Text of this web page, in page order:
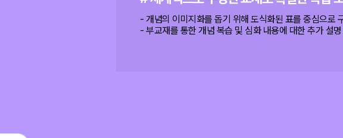
- 개념의 이미지화를 돕기 위해 도식화된 표를 중심으로
- 부교재를 통한 개념 복습 및 심화 내용에 대한 추가 설